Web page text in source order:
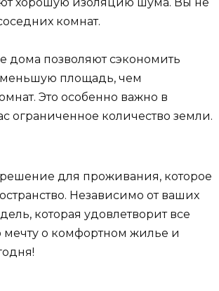
комнат.
дома позволяют сэкономить
меньшую площадь, чем
Это особенно важно в
ограниченное количество земли.
для проживания, которое
Независимо от ваших
которая удовлетворит все
мечту о комфортном жилье и